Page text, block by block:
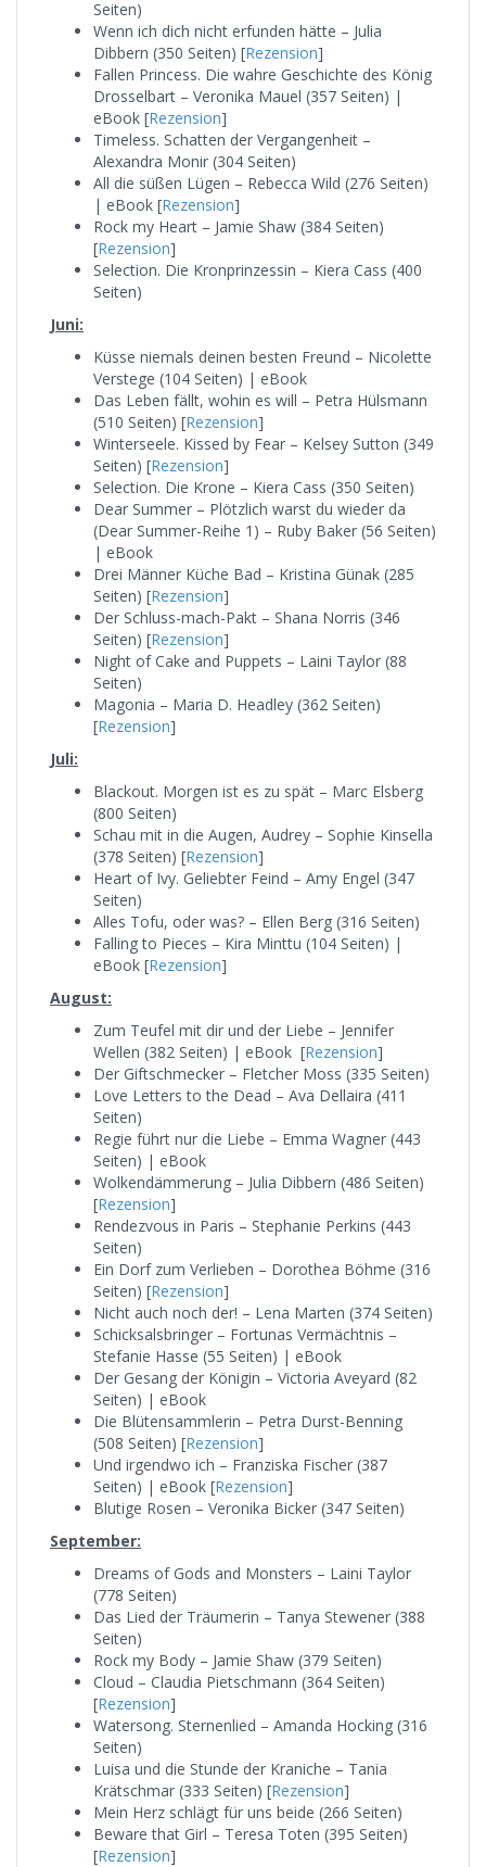
Seiten)
Wenn ich dich nicht erfunden hätte – Julia
Dibbern (350 Seiten) [Rezension]
Fallen Princess. Die wahre Geschichte des König
Drosselbart – Veronika Mauel (357 Seiten) |
eBook [Rezension]
Timeless. Schatten der Vergangenheit –
Alexandra Monir (304 Seiten)
All die süßen Lügen – Rebecca Wild (276 Seiten)
| eBook [Rezension]
Rock my Heart – Jamie Shaw (384 Seiten)
[Rezension]
Selection. Die Kronprinzessin – Kiera Cass (400
Seiten)
Juni:
Küsse niemals deinen besten Freund – Nicolette
Verstege (104 Seiten) | eBook
Das Leben fällt, wohin es will – Petra Hülsmann
(510 Seiten) [Rezension]
Winterseele. Kissed by Fear – Kelsey Sutton (349
Seiten) [Rezension]
Selection. Die Krone – Kiera Cass (350 Seiten)
Dear Summer – Plötzlich warst du wieder da
(Dear Summer-Reihe 1) – Ruby Baker (56 Seiten)
| eBook
Drei Männer Küche Bad – Kristina Günak (285
Seiten) [Rezension]
Der Schluss-mach-Pakt – Shana Norris (346
Seiten) [Rezension]
Night of Cake and Puppets – Laini Taylor (88
Seiten)
Magonia – Maria D. Headley (362 Seiten)
[Rezension]
Juli:
Blackout. Morgen ist es zu spät – Marc Elsberg
(800 Seiten)
Schau mit in die Augen, Audrey – Sophie Kinsella
(378 Seiten) [Rezension]
Heart of Ivy. Geliebter Feind – Amy Engel (347
Seiten)
Alles Tofu, oder was? – Ellen Berg (316 Seiten)
Falling to Pieces – Kira Minttu (104 Seiten) |
eBook [Rezension]
August:
Zum Teufel mit dir und der Liebe – Jennifer
Wellen (382 Seiten) | eBook [Rezension]
Der Giftschmecker – Fletcher Moss (335 Seiten)
Love Letters to the Dead – Ava Dellaira (411
Seiten)
Regie führt nur die Liebe – Emma Wagner (443
Seiten) | eBook
Wolkendämmerung – Julia Dibbern (486 Seiten)
[Rezension]
Rendezvous in Paris – Stephanie Perkins (443
Seiten)
Ein Dorf zum Verlieben – Dorothea Böhme (316
Seiten) [Rezension]
Nicht auch noch der! – Lena Marten (374 Seiten)
Schicksalsbringer – Fortunas Vermächtnis –
Stefanie Hasse (55 Seiten) | eBook
Der Gesang der Königin – Victoria Aveyard (82
Seiten) | eBook
Die Blütensammlerin – Petra Durst-Benning
(508 Seiten) [Rezension]
Und irgendwo ich – Franziska Fischer (387
Seiten) | eBook [Rezension]
Blutige Rosen – Veronika Bicker (347 Seiten)
September:
Dreams of Gods and Monsters – Laini Taylor
(778 Seiten)
Das Lied der Träumerin – Tanya Stewener (388
Seiten)
Rock my Body – Jamie Shaw (379 Seiten)
Cloud – Claudia Pietschmann (364 Seiten)
[Rezension]
Watersong. Sternenlied – Amanda Hocking (316
Seiten)
Luisa und die Stunde der Kraniche – Tania
Krätschmar (333 Seiten) [Rezension]
Mein Herz schlägt für uns beide (266 Seiten)
Beware that Girl – Teresa Toten (395 Seiten)
[Rezension]